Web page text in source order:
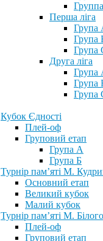
Перша ліга
Група
Група
Група
Друга ліга
Група
Група
Група
Кубок Єдності
Плей-оф
Груповий етап
Група А
Група Б
Турнір пам’яті М.
Основний етап
Великий кубок
Малий кубок
Турнір пам’яті М.
Плей-оф
Груповий етап